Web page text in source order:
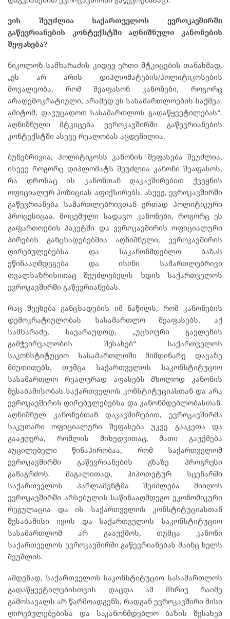
ვის შეუძლია საქართველოს ევროკავშირში
გაწევრიანების კონტექსტში აღნიშნული კანონების
შეფასება?
ნიკოლოზ სამხარაძის კიდევ ერთი მტკიცების თანახმად,
„ეს არ არის დიპლომატების/პოლიტიკოსების
მოვალეობა, რომ შეაფასონ კანონები, როგორც
არადემოკრატიული, არამედ ეს სასამართლოების საქმეა.
ამიტომ, დავუცადოთ სასამართლოს გადაწყვეტილებას“.
აღნიშნული მტკიცება ევროკავშირში გაწევრიანების
კონტექსტში ასევე რეალობას აცდენილია.
ბუნებრივია, პოლიტიკოსს კანონის შეფასება შეუძლია,
ისევე როგორც დიპლომატს შეუძლია კანონი შეაფასოს,
რა დროსაც ის კანონთან დაკავშირებით ქვეყნის
ოფიციალურ პოზიციას აფიქსირებს. ასევე, ევროკავშირში
გაწევრიანება სამართლებრივთან ერთად პოლიტიკური
პროცესიცაა. მოცემული სადავო კანონები, როგორც ეს
გაფართოების პაკეტში და ევროკავშირის ოფიციალური
პირების განცხადებებშია აღნიშნული, ევროკავშირის
ღირებულებებსა და საკანონმდებლო ბაზას
ეწინააღმდეგება და ისინი სამართლებრივი
თვალსაზრისითაც შეუძლებელს ხდის საქართველოს
ევროკავშირში გაწევრიანებას.
რაც შეეხება განცხადების იმ ნაწილს, რომ კანონების
დემოკრატიულობას სასამართლო შეაფასებს, აქ
სამხარაძე, სავარაუდოდ, „უცხოური გავლენის
გამჭვირვალობის შესახებ“ საქართველოს
საკონსტიტუციო სასამართლოში მიმდინარე დავაზე
მიუთითებს. თუმცა საქართველოს საკონსტიტუციო
სასამართლო რეალურად აფასებს მხოლოდ კანონის
შესაბამისობას საქართველოს კონსტიტუციასთან და არა
ევროკავშირის ღირებულებებსა და კანონმდებლობასთან.
აღნიშნულ კანონებთან დაკავშირებით, ევროკავშირმა
საკუთარი ოფიციალური შეფასება უკვე გააკეთა და
გააჟღერა, რომლის მიხედვითაც, მათი გაუქმება
აუცილებელი წინაპირობაა, რომ საქართველომ
ევროკავშირში გაწევრიანების გზაზე პროგრესი
განაგრძოს. მაგალითად, ჰიპოთეტურ სცენარში
საქართველოს პარლამენტმა შეიძლება მიიღოს
ევროკავშირში არსებულის საწინააღმდეგო ეკონომიკური
რეგულაცია და ის საქართველოს კონსტიტუციასთან
შესაბამისი იყოს და საქართველოს საკონსტიტუციო
სასამართლომ არ გააუქმოს, თუმცა კანონი
საქართველოს ევროკავშირში გაწევრიანებას მაინც ხელს
შეუშლის.
ამდენად, საქართველოს საკონსტიტუციო სასამართლოს
გადაწყვეტილებისთვის დაცდა ამ მხრივ რაიმე
გამოსავალს არ წარმოადგენს, რადგან ევროკავშირი მისი
ღირებულებებისა და საკანონმდებლო ბაზის შესახებ